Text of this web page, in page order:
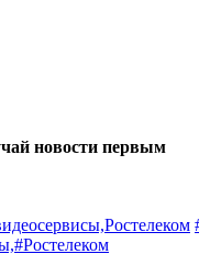
новости первым
Ростелеком
#Ростелеком